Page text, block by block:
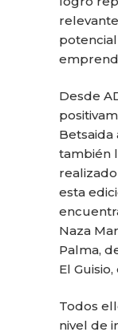
Desde
Betsaida
también
esta
Naza
Palma,
El
Todos
nivel de